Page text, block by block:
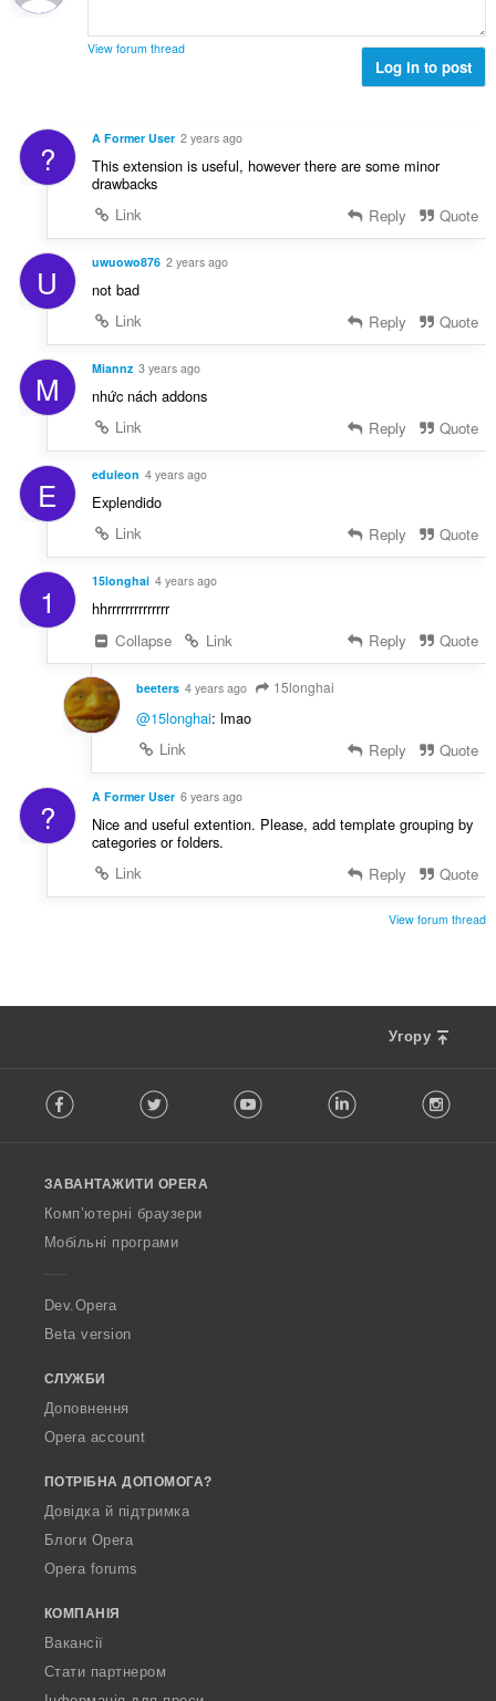
ч
і
н
ч
і
т
і
н
і
л
с
ь
і
н
ч
і
в
View forum thread
Log in to post
? A Former User 2 years ago
This extension is useful, however there are some minor
drawbacks
Link
Reply Quote
U uwuowo876 2 years ago
not bad
Link
Reply Quote
M Miannz 3 years ago
nhức nách addons
Link
Reply Quote
E eduleon 4 years ago
Explendido
Link
Reply Quote
1 15longhai 4 years ago
hhrrrrrrrrrrrrrr
Collapse
Link Reply Quote
beeters 4 years ago 15longhai
@15longhai: lmao
Link
Reply Quote
? A Former User 6 years ago
Nice and useful extention. Please, add template grouping by
categories or folders.
Link
Reply Quote
View forum thread
Угору
o
w
O
p
a
Facebook Twitter Youtube LinkedIn
ЗАВАНТАЖИТИ OPERA
Комп’ютерні браузери
Мобільні програми
Dev.Opera
Beta version
СЛУЖБИ
Доповнення
Opera account
ПОТРІБНА ДОПОМОГА?
Довідка й підтримка
Блоги Opera
Opera forums
КОМПАНІЯ
Вакансії
Стати партнером